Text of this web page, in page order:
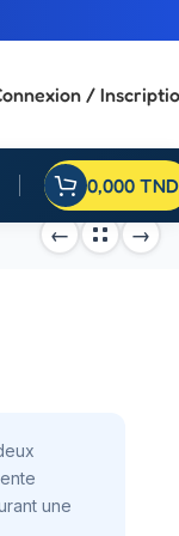
/
0,000 TND
une